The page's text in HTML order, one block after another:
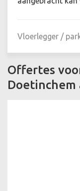
Vloerlegger /
Offertes
Doetinchem